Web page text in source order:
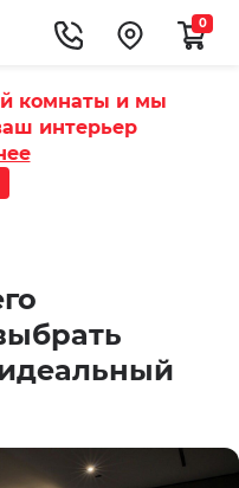
0
комнаты и мы
интерьер